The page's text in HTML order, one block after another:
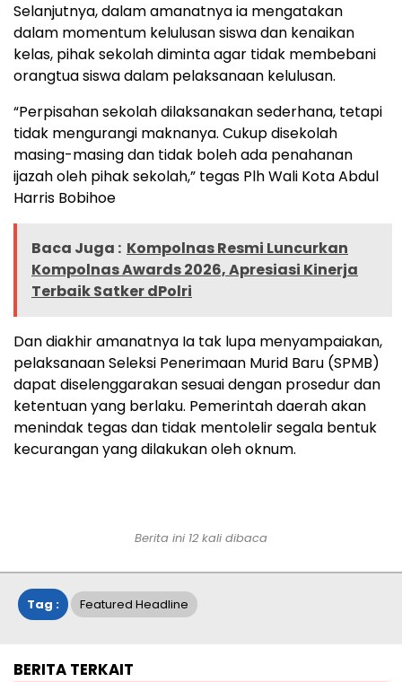
Selanjutnya, dalam amanatnya ia mengatakan
dalam momentum kelulusan siswa dan kenaikan
kelas, pihak sekolah diminta agar tidak membebani
orangtua siswa dalam pelaksanaan kelulusan.
“Perpisahan sekolah dilaksanakan sederhana, tetapi
tidak mengurangi maknanya. Cukup disekolah
masing-masing dan tidak boleh ada penahanan
ijazah oleh pihak sekolah,” tegas Plh Wali Kota Abdul
Harris Bobihoe
Baca Juga : Kompolnas Resmi Luncurkan
Kompolnas Awards 2026, Apresiasi Kinerja
Terbaik Satker dPolri
Dan diakhir amanatnya Ia tak lupa menyampaiakan,
pelaksanaan Seleksi Penerimaan Murid Baru (SPMB)
dapat diselenggarakan sesuai dengan prosedur dan
ketentuan yang berlaku. Pemerintah daerah akan
menindak tegas dan tidak mentolelir segala bentuk
kecurangan yang dilakukan oleh oknum.
Berita ini 12 kali dibaca
Tag : Featured Headline
BERITA TERKAIT